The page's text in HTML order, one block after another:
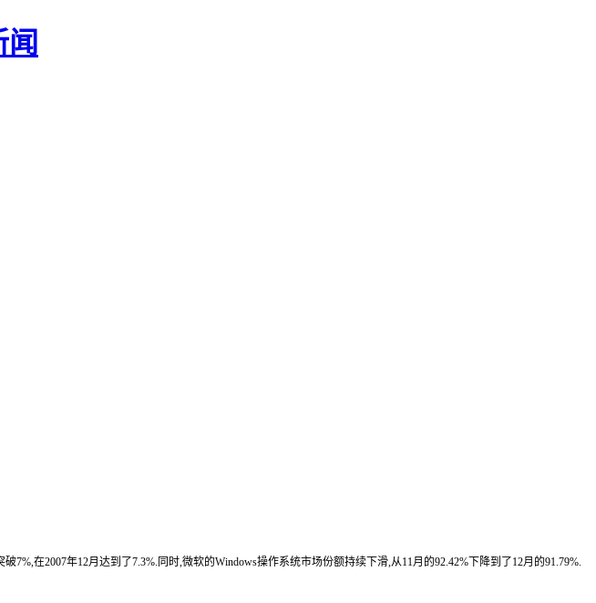
在2007年12月达到了7.3%.同时,微软的Windows操作系统市场份额持续下滑,从11月的92.42%下降到了12月的91.79%.